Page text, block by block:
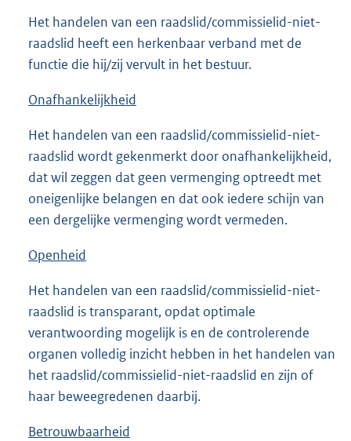
Het handelen van een raadslid/commissielid-niet-
raadslid heeft een herkenbaar verband met de
functie die hij/zij vervult in het bestuur.
Onafhankelijkheid
Het handelen van een raadslid/commissielid-niet-
raadslid wordt gekenmerkt door onafhankelijkheid,
dat wil zeggen dat geen vermenging optreedt met
oneigenlijke belangen en dat ook iedere schijn van
een dergelijke vermenging wordt vermeden.
Openheid
Het handelen van een raadslid/commissielid-niet-
raadslid is transparant, opdat optimale
verantwoording mogelijk is en de controlerende
organen volledig inzicht hebben in het handelen van
het raadslid/commissielid-niet-raadslid en zijn of
haar beweegredenen daarbij.
Betrouwbaarheid